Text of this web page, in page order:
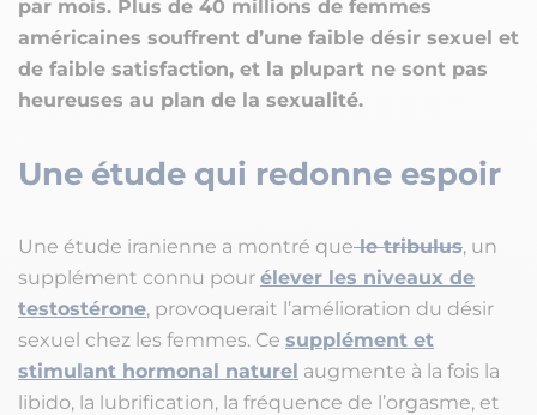
par mois. Plus de 40 millions de femmes
américaines souffrent d’une faible désir sexuel et
de faible satisfaction, et la plupart ne sont pas
heureuses au plan de la sexualité.
Une étude qui redonne espoir
Une étude iranienne a montré quele tribulus, un
supplément connu pour élever les niveaux de
testostérone, provoquerait l’amélioration du désir
sexuel chez les femmes. Ce supplément et
stimulant hormonal naturel augmente à la fois la
libido, la lubrification, la fréquence de l’orgasme, et